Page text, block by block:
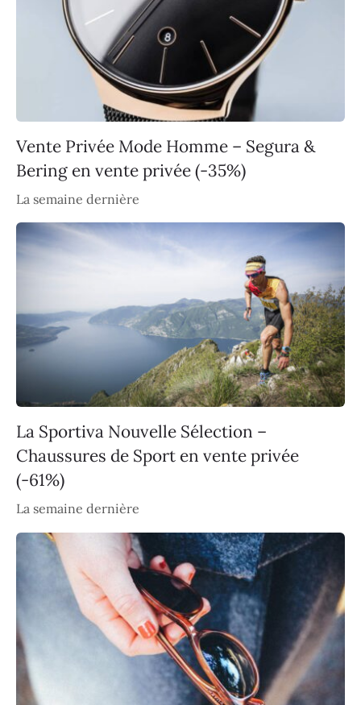
Vente Privée Mode Homme – Segura &
Bering en vente privée (-35%)
La semaine dernière
La Sportiva Nouvelle Sélection –
Chaussures de Sport en vente privée
(-61%)
La semaine dernière